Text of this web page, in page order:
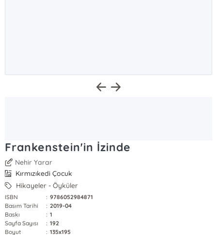
Frankenstein'in İzinde
Nehir Yarar
Kırmızıkedi Çocuk
Hikayeler - Öyküler
ISBN : 9786052984871
Basım Tarihi
: 2019-04
Baskı
: 1
Sayfa Sayısı
: 192
Boyut
: 135x195